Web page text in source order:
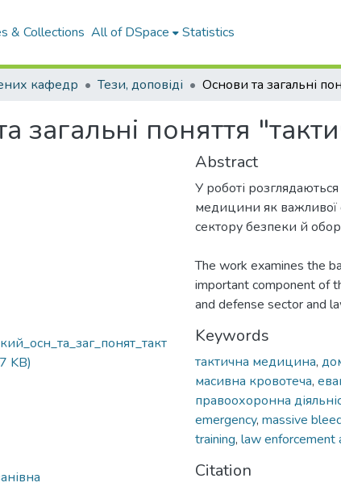
& Collections All of DSpace Statistics
кафедр Тези, доповіді
загальні поняття
KB)
Abstract
У роботі
медицини як важливої
сектору безпеки й
The work examines the
important component of
and defense sector and
Keywords
тактична медицина,
масивна кровотеча,
правоохоронна
emergency, massive
training, law enforcement
Citation